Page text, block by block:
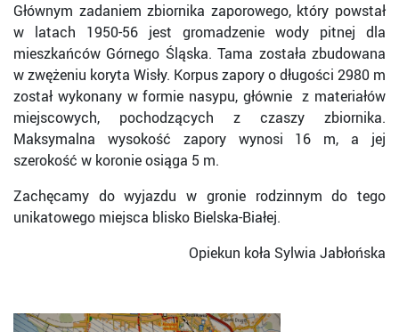
Głównym zadaniem zbiornika zaporowego, który powstał
w latach 1950-56 jest gromadzenie wody pitnej dla
mieszkańców Górnego Śląska. Tama została zbudowana
w zwężeniu koryta Wisły. Korpus zapory o długości 2980 m
został wykonany w formie nasypu, głównie z materiałów
miejscowych, pochodzących z czaszy zbiornika.
Maksymalna wysokość zapory wynosi 16 m, a jej
szerokość w koronie osiąga 5 m.
Zachęcamy do wyjazdu w gronie rodzinnym do tego
unikatowego miejsca blisko Bielska-Białej.
Opiekun koła Sylwia Jabłońska